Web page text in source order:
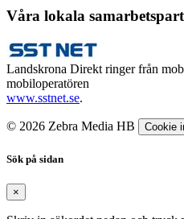
Våra lokala
Landskrona Direkt ringer från
mobiloperatören
www.sstnet.se.
© 2026 Zebra Media HB Cookie
Sök på sidan
×